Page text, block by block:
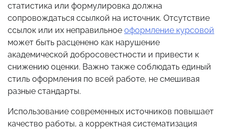
статистика или формулировка должна
сопровождаться ссылкой на источник. Отсутствие
ссылок или их неправильное оформление курсовой
может быть расценено как нарушение
академической добросовестности и привести к
снижению оценки. Важно также соблюдать единый
стиль оформления по всей работе, не смешивая
разные стандарты.
Использование современных источников повышает
качество работы, а корректная систематизация